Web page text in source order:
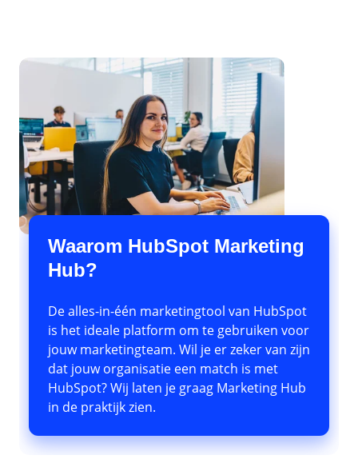
Waarom HubSpot Marketing
Hub?
De alles-in-één marketingtool van HubSpot
is het ideale platform om te gebruiken voor
jouw marketingteam. Wil je er zeker van zijn
dat jouw organisatie een match is met
HubSpot? Wij laten je graag Marketing Hub
in de praktijk zien.